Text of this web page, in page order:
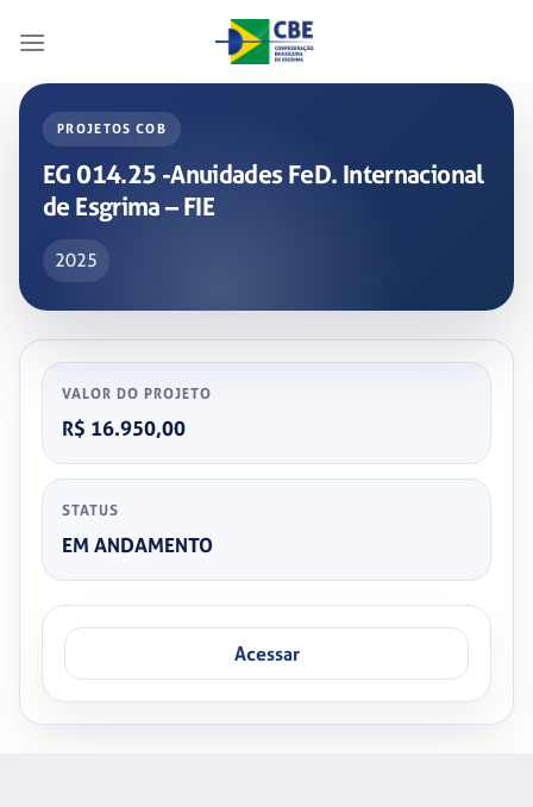
PROJETOS COB
EG 014.25 -Anuidades FeD. Internacional
de Esgrima – FIE
2025
VALOR DO PROJETO
R$ 16.950,00
STATUS
EM ANDAMENTO
Acessar